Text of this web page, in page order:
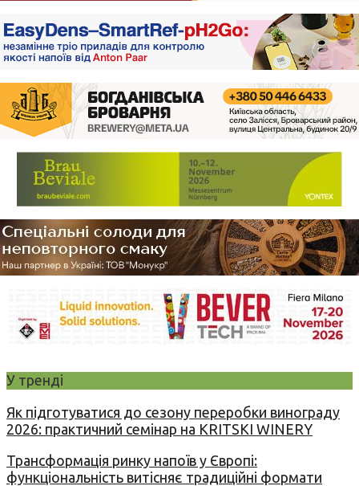
У тренді
Як підготуватися до сезону переробки винограду
2026: практичний семінар на KRITSKI WINERY
Трансформація ринку напоїв у Європі:
функціональність витісняє традиційні формати